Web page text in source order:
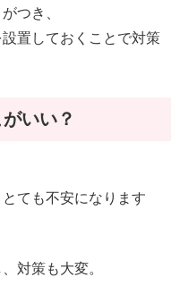
つき、
置しておくことで対策
いい？
ても不安になります
対策も大変。